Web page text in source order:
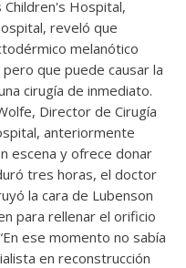
Children's Hospital,
reveló que
melanótico
que puede causar la
cirugía de inmediato.
Director de Cirugía
anteriormente
escena y ofrece donar
tres horas, el doctor
la cara de Lubenson
para rellenar el orificio
ese momento no sabía
en reconstrucción